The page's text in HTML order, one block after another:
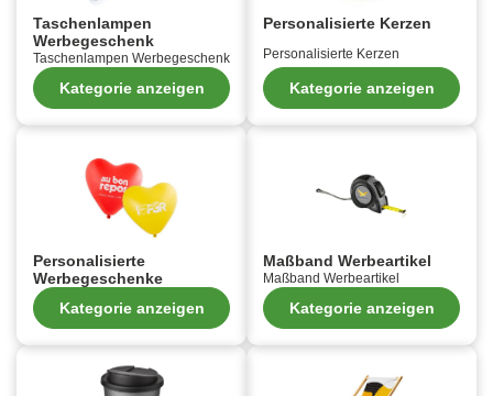
Taschenlampen
Werbegeschenk
Taschenlampen Werbegeschenk
Kategorie anzeigen
Personalisierte Kerzen
Personalisierte Kerzen
Kategorie anzeigen
Personalisierte
Werbegeschenke
Kategorie anzeigen
Maßband Werbeartikel
Maßband Werbeartikel
Kategorie anzeigen